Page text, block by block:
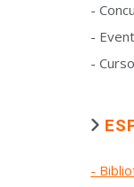
-
-
-
-